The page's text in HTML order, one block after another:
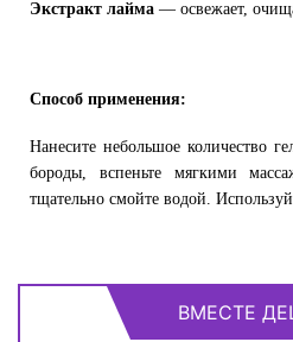
Экстракт лайма — освежает,
Способ применения:
Нанесите небольшое количество
бороды, вспеньте мягкими
тщательно смойте водой.
ВМЕСТЕ